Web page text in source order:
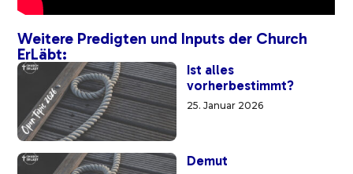
Weitere Predigten und Inputs der Church
ErLäbt:
Ist alles
vorherbestimmt?
25. Januar 2026
Demut